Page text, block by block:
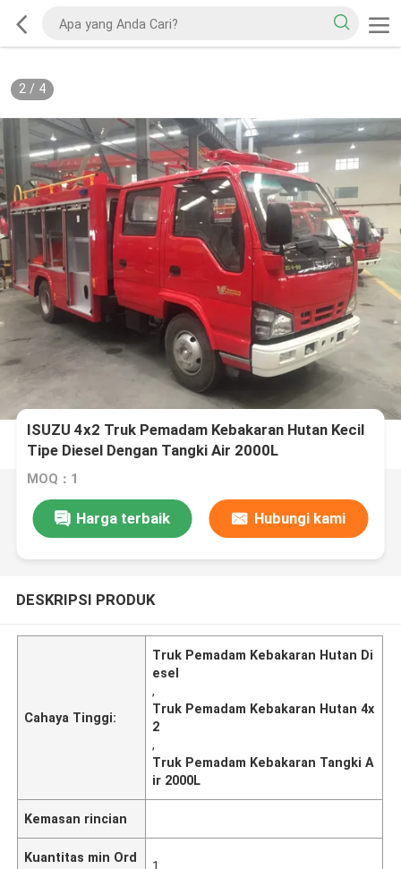
2/ 4
ISUZU 4x2 Truk Pemadam Kebakaran Hutan Kecil
Tipe Diesel Dengan Tangki Air 2000L
MOQ：1
Harga terbaik Hubungi kami
DESKRIPSI PRODUK
Cahaya Tinggi:
Truk Pemadam Kebakaran Hutan Di
esel
,
Truk Pemadam Kebakaran Hutan 4x
2
,
Truk Pemadam Kebakaran Tangki A
ir 2000L
Kemasan rincian
Kuantitas min Ord
1